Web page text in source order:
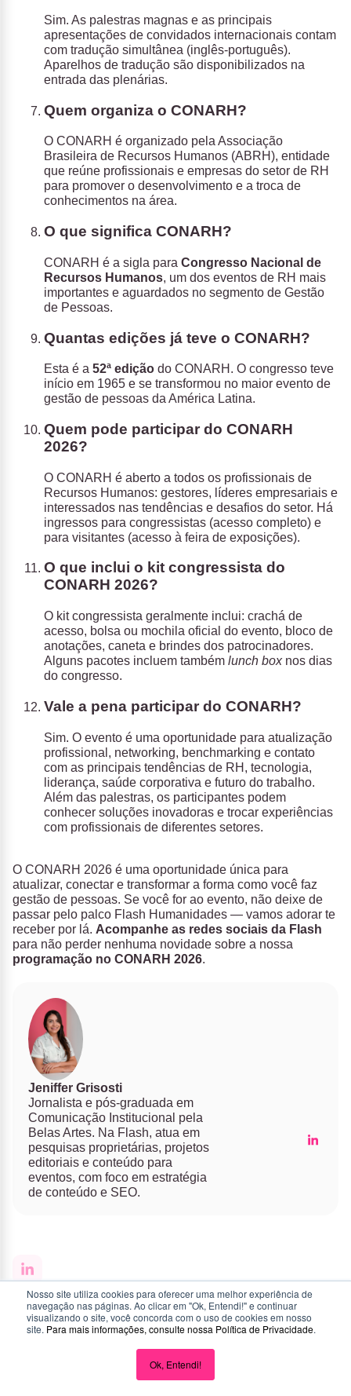
Nosso site utiliza cookies para oferecer uma melhor experiência de
navegação nas páginas. Ao clicar em "Ok, Entendi!" e continuar
visualizando o site, você concorda com o uso de cookies em nosso
site. Para mais informações, consulte nossa Política de Privacidade.
Ok, Entendi!
Sim. As palestras magnas e as principais
apresentações de convidados internacionais contam
com tradução simultânea (inglês-português).
Aparelhos de tradução são disponibilizados na
entrada das plenárias.
Quem organiza o CONARH?
O CONARH é organizado pelaAssociação
Brasileira de Recursos Humanos (ABRH), entidade
que reúne profissionais e empresas do setor de RH
para promover o desenvolvimento e a troca de
conhecimentos na área.
O que significa CONARH?
CONARH é a sigla para Congresso Nacional de
Recursos Humanos, um dos eventos de RH mais
importantes e aguardados no segmento de Gestão
de Pessoas.
Quantas edições já teve o CONARH?
Esta é a 52ª edição do CONARH. O congresso teve
início em 1965 e se transformou no maior evento de
gestão de pessoas da América Latina.
Quem pode participar do CONARH
2026?
O CONARH é aberto a todos os profissionais de
Recursos Humanos: gestores, líderes empresariais e
interessados nas tendências e desafios do setor. Há
ingressos para congressistas (acesso completo) e
para visitantes (acesso à feira de exposições).
O que inclui o kit congressista do
CONARH 2026?
O kit congressista geralmente inclui: crachá de
acesso, bolsa ou mochila oficial do evento, bloco de
anotações, caneta e brindes dos patrocinadores.
Alguns pacotes incluem também lunch boxnos dias
do congresso.
Vale a pena participar do CONARH?
Sim. O evento é uma oportunidade para atualização
profissional, networking, benchmarking e contato
com as principais tendências de RH, tecnologia,
liderança, saúde corporativa e futuro do trabalho.
Além das palestras, os participantes podem
conhecer soluções inovadoras e trocar experiências
com profissionais de diferentes setores.
O CONARH 2026 é uma oportunidade única para
atualizar, conectar e transformar a forma como você faz
gestão de pessoas. Se você for ao evento, não deixe de
passar pelo palco Flash Humanidades — vamos adorar te
receber por lá. Acompanhe as redes sociais da Flash
para não perder nenhuma novidade sobre a nossa
programação no CONARH 2026.
Jeniffer Grisosti
Jornalista e pós-graduada em
Comunicação Institucional pela
Belas Artes. Na Flash, atua em
pesquisas proprietárias, projetos
editoriais e conteúdo para
eventos, com foco em estratégia
de conteúdo e SEO.
Conheça nossos produtos